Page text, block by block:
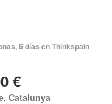
6 días en Thinkspain
€
Catalunya